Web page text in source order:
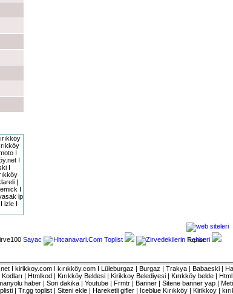
I
I
I
|
I
ip
izle I
Sayac Toplist
I kirikkoy.com I kırıkköy.com I Lüleburgaz | Burgaz | Trakya | Babaeski |
| Htmlkod | Kırıkköy Beldesi | Kirikkoy Belediyesi | Kırıkköy belde |
haber | Son dakika | Youtube | Frmtr | Banner | Sitene banner yap |
| Tr.gg toplist | Siteni ekle | Hareketli gifler | Iceblue Kırıkköy | Kirikkoy |